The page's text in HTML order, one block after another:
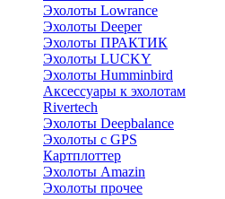
Эхолоты Lowrance
Эхолоты Deeper
Эхолоты ПРАКТИК
Эхолоты LUCKY
Эхолоты Humminbird
Аксессуары к эхолотам
Rivertech
Эхолоты Deepbalance
Эхолоты с GPS
Картплоттер
Эхолоты Amazin
Эхолоты прочее